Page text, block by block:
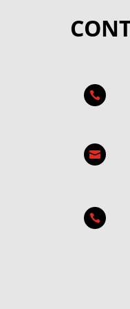


